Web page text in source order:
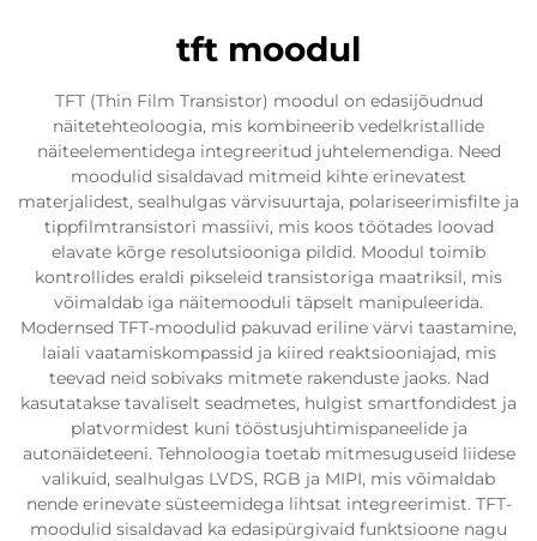
tft moodul
TFT (Thin Film Transistor) moodul on edasijõudnud
näitetehteoloogia, mis kombineerib vedelkristallide
näiteelementidega integreeritud juhtelemendiga. Need
moodulid sisaldavad mitmeid kihte erinevatest
materjalidest, sealhulgas värvisuurtaja, polariseerimisfilte ja
tippfilmtransistori massiivi, mis koos töötades loovad
elavate kõrge resolutsiooniga pildid. Moodul toimib
kontrollides eraldi pikseleid transistoriga maatriksil, mis
võimaldab iga näitemooduli täpselt manipuleerida.
Modernsed TFT-moodulid pakuvad eriline värvi taastamine,
laiali vaatamiskompassid ja kiired reaktsiooniajad, mis
teevad neid sobivaks mitmete rakenduste jaoks. Nad
kasutatakse tavaliselt seadmetes, hulgist smartfondidest ja
platvormidest kuni tööstusjuhtimispaneelide ja
autonäideteeni. Tehnoloogia toetab mitmesuguseid liidese
valikuid, sealhulgas LVDS, RGB ja MIPI, mis võimaldab
nende erinevate süsteemidega lihtsat integreerimist. TFT-
moodulid sisaldavad ka edasipürgivaid funktsioone nagu